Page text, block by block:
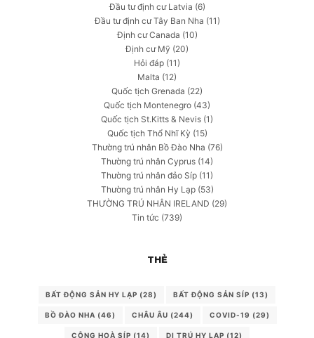
Đầu tư định cư Latvia (6)
Đầu tư định cư Tây Ban Nha (11)
Định cư Canada (10)
Định cư Mỹ (20)
Hỏi đáp (11)
Malta (12)
Quốc tịch Grenada (22)
Quốc tịch Montenegro (43)
Quốc tịch St.Kitts & Nevis (1)
Quốc tịch Thổ Nhĩ Kỳ (15)
Thường trú nhân Bồ Đào Nha (76)
Thường trú nhân Cyprus (14)
Thường trú nhân đảo Síp (11)
Thường trú nhân Hy Lạp(53)
THƯỜNG TRÚ NHÂN IRELAND (29)
Tin tức (739)
THẺ
BẤT ĐỘNG SẢN HY LẠP (28) BẤT ĐỘNG SẢN SÍP (13)
BỒ ĐÀO NHA (46) CHÂU ÂU (244) COVID-19 (29)
CỘNG HOÀ SÍP (14) DI TRÚ HY LẠP (12)